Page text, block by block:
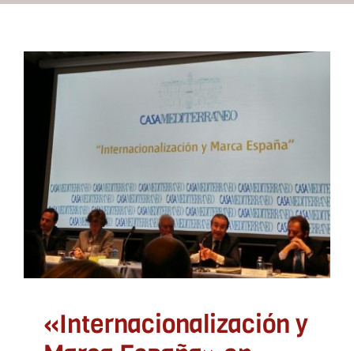
Contacto
Asóciate
«Internacionalización y
Marca España» en Casa
ADLYPSE Alicante ADLYPSE CV Cooperación
Internacional Empresa e industria
«Internacionalización y